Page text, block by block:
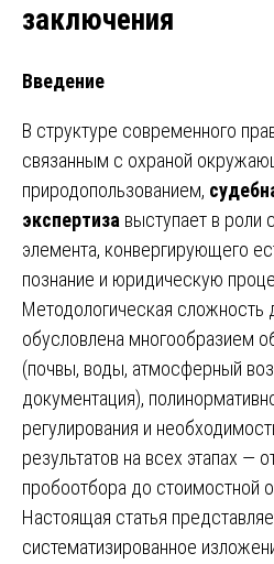
заключения
Введение
В структуре современного
связанным с охраной
природопользованием,
экспертиза выступает в
элемента, конвергирующего
познание и юридическую
Методологическая сложность
обусловлена многообразием
(почвы, воды, атмосферный
документация),
регулирования и
результатов на всех этапах —
пробоотбора до стоимостной
Настоящая статья
систематизированное